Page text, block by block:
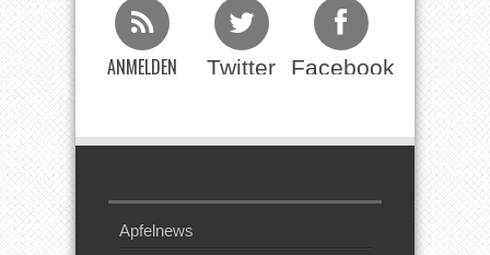
ANMELDEN Twitter Facebook
Apfelnews